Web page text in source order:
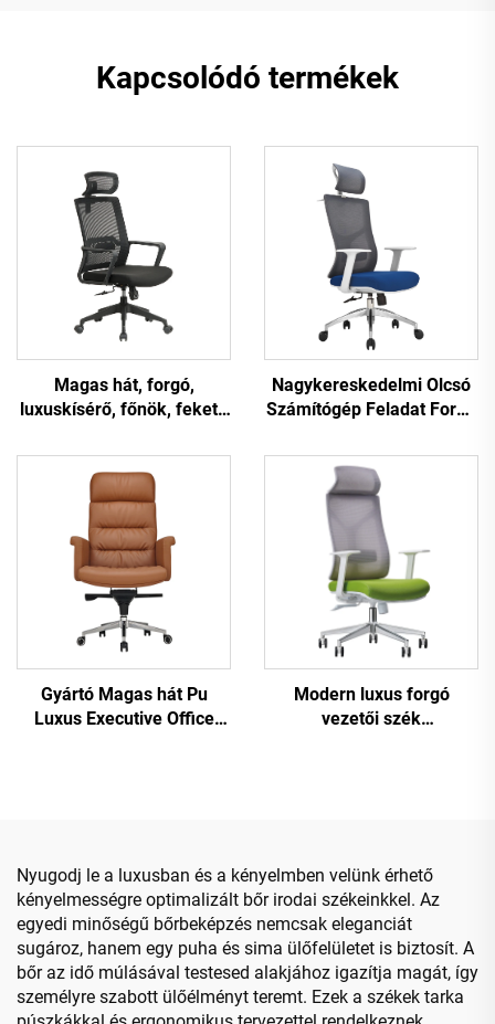
Kapcsolódó termékek
Magas hát, forgó,
luxuskísérő, főnök, fekete
személyzet, feladat,
ergonomikus számítógép,
asztal, hálószék, szék
Nagykereskedelmi Olcsó
Számítógép Feladat Forgó
Hálószövet Ergonómikus
Irodalmi Szék
Gyártó Magas hát Pu
Luxus Executive Office
Modern luxus forgó
vezetői szék
Nyugodj le a luxusban és a kényelmben velünk érhető
kényelmességre optimalizált bőr irodai székeinkkel. Az
egyedi minőségű bőrbeképzés nemcsak eleganciát
sugároz, hanem egy puha és sima ülőfelületet is biztosít. A
bőr az idő múlásával testesed alakjához igazítja magát, így
személyre szabott ülőélményt teremt. Ezek a székek tarka